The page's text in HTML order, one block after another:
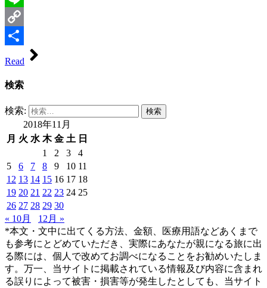
Line
Copy
Read
検索
検索:
2018年11月
月 火 水 木 金 土 日
1
2 3
4
5
6 7 8 9 10 11
12 13 14 15 16 17 18
19 20 21 22 23 24 25
26 27 28 29 30
« 10月
12月 »
*本文・文中に出てくる方法、金額、医療用語などあくまで
も参考にとどめていただき、実際にあなたが親になる旅に出
る際には、個人で改めてお調べになることをお勧めいたしま
す。万一、当サイトに掲載されている情報及び内容に含まれ
る誤りによって被害・損害等が発生したとしても、当サイト